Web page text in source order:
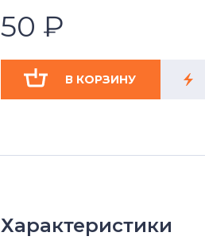
50 ₽
Характеристики